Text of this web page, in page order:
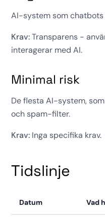
AI-system som chatbots
Krav:Transparens -
interagerar med AI.
Minimal risk
De flesta AI-system,
och spam-filter.
Krav: Inga specifika krav.
Tidslinje
Datum Vad